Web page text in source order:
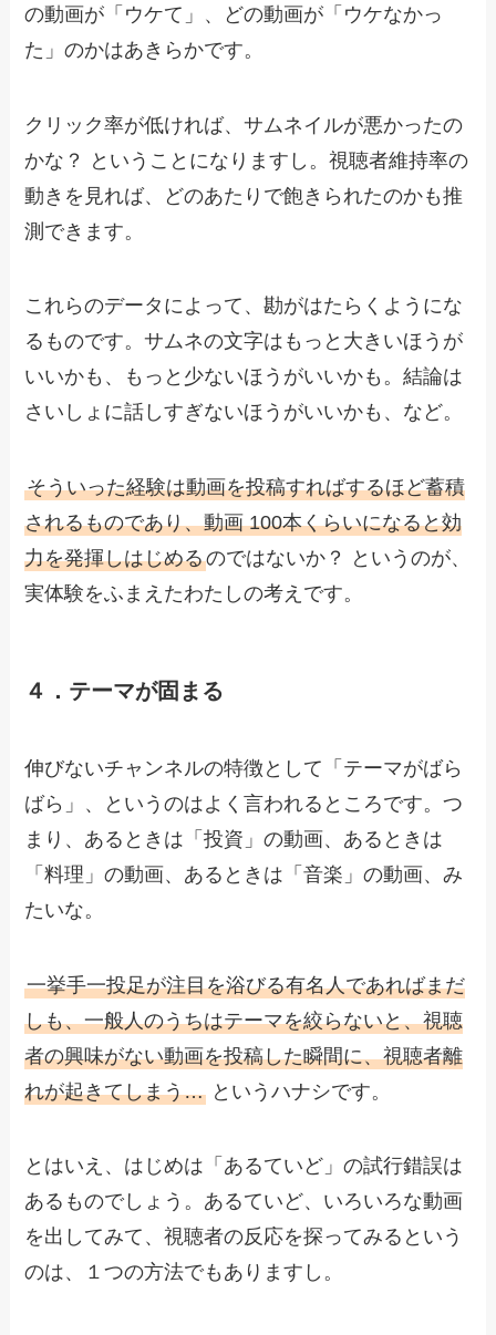
の動画が「ウケて」、どの動画が「ウケなかっ
た」のかはあきらかです。
クリック率が低ければ、サムネイルが悪かったの
かな？ ということになりますし。視聴者維持率の
動きを見れば、どのあたりで飽きられたのかも推
測できます。
これらのデータによって、勘がはたらくようにな
るものです。サムネの文字はもっと大きいほうが
いいかも、もっと少ないほうがいいかも。結論は
さいしょに話しすぎないほうがいいかも、など。
そういった経験は動画を投稿すればするほど蓄積
されるものであり、動画 100本くらいになると効
力を発揮しはじめるのではないか？ というのが、
実体験をふまえたわたしの考えです。
４．テーマが固まる
伸びないチャンネルの特徴として「テーマがばら
ばら」、というのはよく言われるところです。つ
まり、あるときは「投資」の動画、あるときは
「料理」の動画、あるときは「音楽」の動画、み
たいな。
一挙手一投足が注目を浴びる有名人であればまだ
しも、一般人のうちはテーマを絞らないと、視聴
者の興味がない動画を投稿した瞬間に、視聴者離
れが起きてしまう… というハナシです。
とはいえ、はじめは「あるていど」の試行錯誤は
あるものでしょう。あるていど、いろいろな動画
を出してみて、視聴者の反応を探ってみるという
のは、１つの方法でもありますし。